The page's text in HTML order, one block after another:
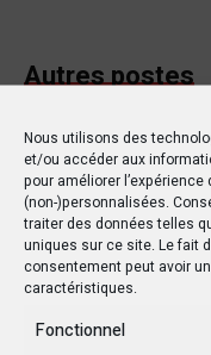
Nous utilisons des
et/ou accéder aux
pour améliorer
(non-)personnalisées.
traiter des données telles
uniques sur ce site. Le fait
consentement peut avoir
caractéristiques.
Fonctionnel
Autres postes
POLITIQUE
15 MARS 2019